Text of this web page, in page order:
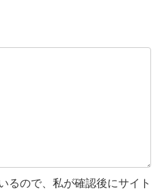
るので、私が確認後にサイト